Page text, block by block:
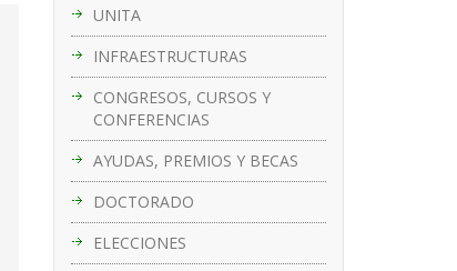
UNITA
INFRAESTRUCTURAS
CONGRESOS, CURSOS Y
CONFERENCIAS
AYUDAS, PREMIOS Y BECAS
DOCTORADO
ELECCIONES